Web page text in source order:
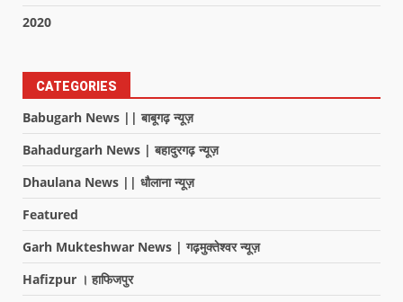
2020
CATEGORIES
Babugarh News || बाबूगढ़ न्यूज़
Bahadurgarh News | बहादुरगढ़ न्यूज़
Dhaulana News || धौलाना न्यूज़
Featured
Garh Mukteshwar News | गढ़मुक्तेश्वर न्यूज़
Hafizpur । हाफिजपुर